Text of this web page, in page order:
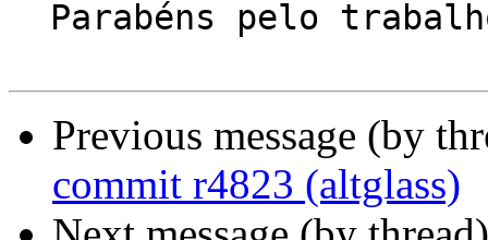
Previous message (by
commit r4823 (altglass)